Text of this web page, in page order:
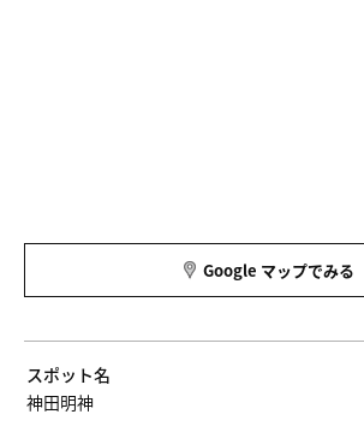
Google マップでみる
スポット名
神田明神